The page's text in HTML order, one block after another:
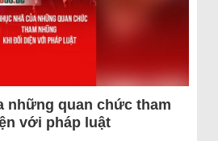
những quan chức tham
với pháp luật